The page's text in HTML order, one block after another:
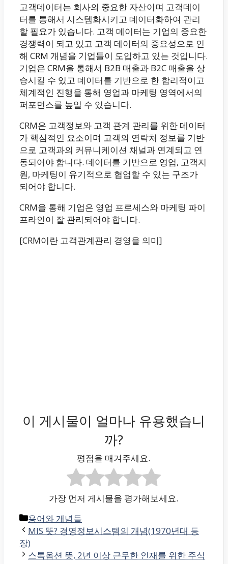
고객데이터는 회사의 중요한 자산이며 고객데이
터를 통해서 시스템화시키고 데이터화하여 관리
할 필요가 있습니다. 고객 데이터는 기업의 중요한
경쟁력이 되고 있고 고객 데이터의 중요성으로 인
해 CRM 개념을 기업들이 도입하고 있는 것입니다.
기업은 CRM을 통해서 B2B 매출과 B2C 매출을 상
승시킬 수 있고 데이터를 기반으로 한 합리적이고
체계적인 진행을 통해 영업과 마케팅 영역에서의
퍼포먼스를 높일 수 있습니다.
CRM은 고객정보와 고객 관계 관리를 위한 데이터
가 핵심적인 요소이며 고객의 연락처 정보를 기반
으로 고객과의 커뮤니케이션 채널과 연계되고 연
동되어야 합니다. 데이터를 기반으로 영업, 고객지
원, 마케팅이 유기적으로 협업할 수 있는 구조가
되어야 합니다.
CRM을 통해 기업은 영업 프로세스와 마케팅 파이
프라인이 잘 관리되어야 합니다.
[CRM이란 고객관계관리 경영을 의미]
이 게시물이 얼마나 유용했습니
까?
평점을 매겨주세요.
가장 먼저 게시물을 평가해보세요.
카
테
고
리
용어와 개념들
MIS 뜻? 경영정보시스템의 개념(1970년대 등
장)
스톡옵션 뜻, 2년 이상 근무한 인재를 위한 주식